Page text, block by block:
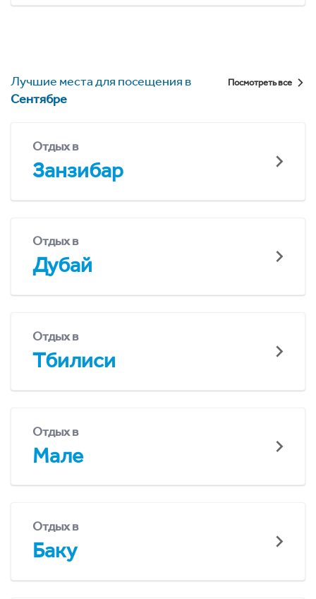
Лучшие места для посещения в
Сентябре
Посмотреть все
Отдых в
Занзибар
Отдых в
Дубай
Отдых в
Тбилиси
Отдых в
Мале
Отдых в
Баку